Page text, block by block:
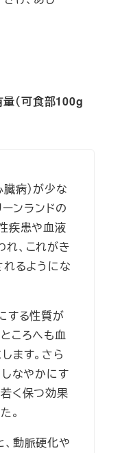
量（可食部100g
病）が少な
ンランドの
疾患や血液
、これがき
るようにな
する性質が
ころへも血
ます。さら
なやかにす
く保つ効果
。
動脈硬化や